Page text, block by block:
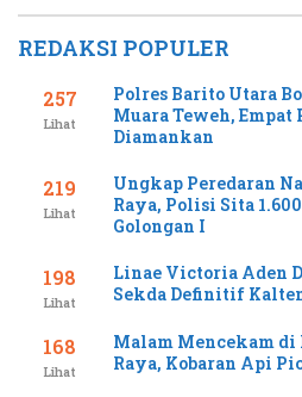
REDAKSI POPULER
257
Lihat
Polres Barito Utara
Muara Teweh,
Diamankan
219
Lihat
Ungkap Peredaran
Raya, Polisi Sita
Golongan I
198
Lihat
Linae Victoria Aden
Sekda Definitif
168
Lihat
Malam Mencekam di
Raya, Kobaran Api